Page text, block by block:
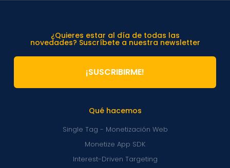
Qué hacemos
Single Tag - Monetización Web
Monetize App SDK
Interest-Driven Targeting
¿Quieres estar al día de todas las
novedades? Suscríbete a nuestra newsletter
¡SUSCRIBIRME!